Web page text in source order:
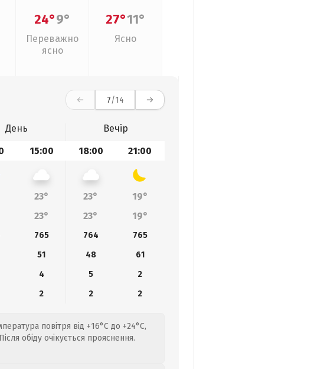
24°9°
Переважно
ясно
27°11°
Ясно
7/14
День
Вечір
15:00 18:00 21:00
23° 23°
19°
23° 23° 19°
765 764
765
51 48
61
4 5
2
2 2 2
повітря від +16°C до +24°C,
обіду очікується прояснення.